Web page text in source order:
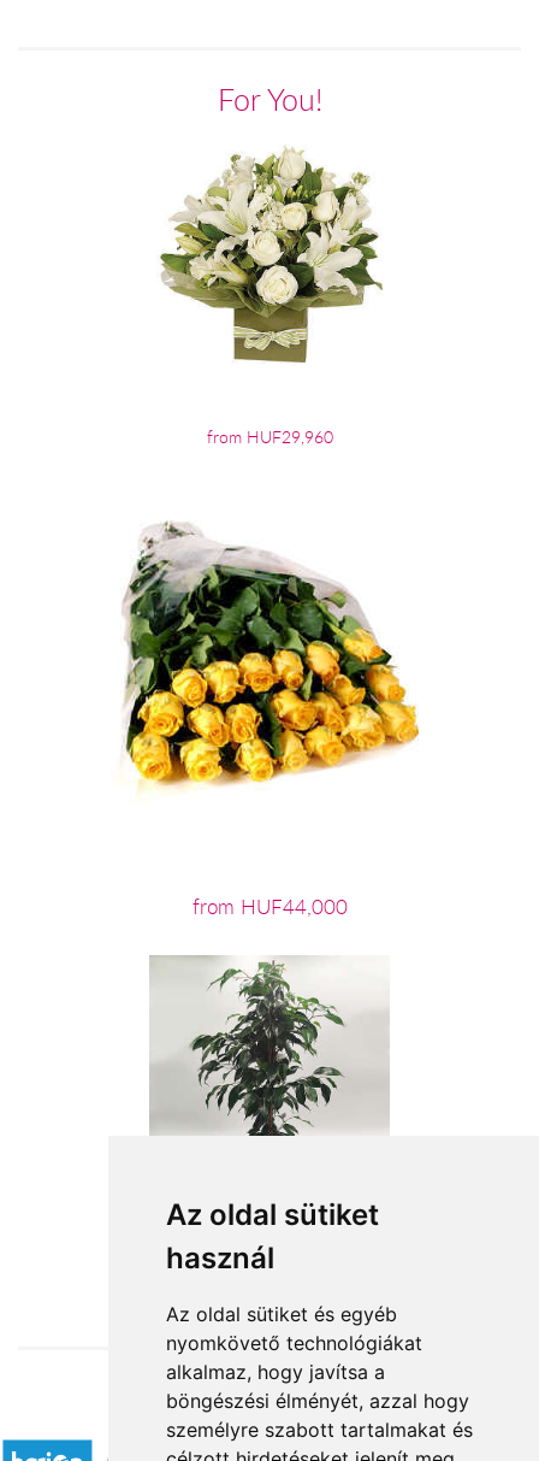
Az oldal sütiket
használ
Az oldal sütiket és egyéb
nyomkövető technológiákat
alkalmaz, hogy javítsa a
böngészési élményét, azzal hogy
személyre szabott tartalmakat és
For You!
from HUF29,960
from HUF44,000
from HUF12,960
Accepted payment methods